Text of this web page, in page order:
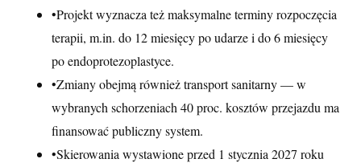
•Projekt wyznacza też maksymalne terminy rozpoczęcia
terapii, m.in. do 12 miesięcy po udarze i do 6 miesięcy
po endoprotezoplastyce.
•Zmiany obejmą również transport sanitarny — w
wybranych schorzeniach 40 proc. kosztów przejazdu ma
finansować publiczny system.
•Skierowania wystawione przed 1 stycznia 2027 roku